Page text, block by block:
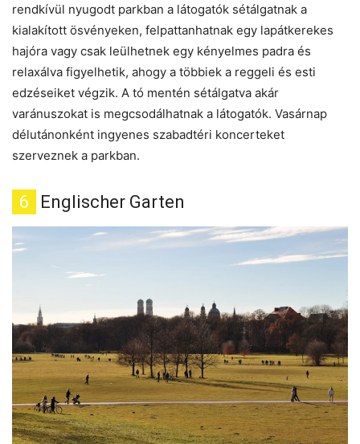
rendkívül nyugodt parkban a látogatók sétálgatnak a
kialakított ösvényeken, felpattanhatnak egy lapátkerekes
hajóra vagy csak leülhetnek egy kényelmes padra és
relaxálva figyelhetik, ahogy a többiek a reggeli és esti
edzéseiket végzik. A tó mentén sétálgatva akár
varánuszokat is megcsodálhatnak a látogatók. Vasárnap
délutánonként ingyenes szabadtéri koncerteket
szerveznek a parkban.
6 Englischer Garten